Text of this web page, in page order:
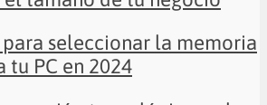
seleccionar la memoria
tu PC en 2024